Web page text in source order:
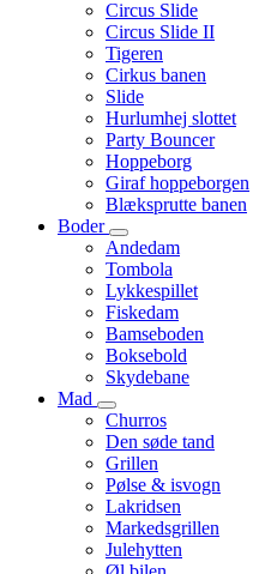
Circus Slide
Circus Slide II
Tigeren
Cirkus banen
Slide
Hurlumhej slottet
Party Bouncer
Hoppeborg
Giraf hoppeborgen
Blæksprutte banen
Boder
Andedam
Tombola
Lykkespillet
Fiskedam
Bamseboden
Boksebold
Skydebane
Mad
Churros
Den søde tand
Grillen
Pølse & isvogn
Lakridsen
Markedsgrillen
Julehytten